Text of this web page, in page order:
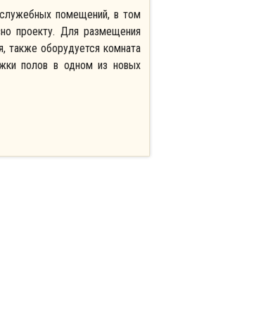
служебных помещений, в том
проекту. Для размещения
также оборудуется комната
полов в одном из новых